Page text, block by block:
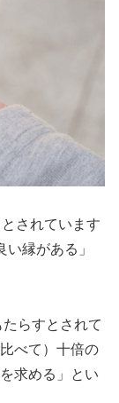
されています
縁がある」
らすとされて
べて）十倍の
求める」とい